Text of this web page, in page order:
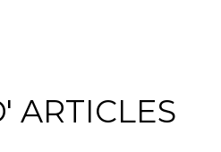
ARTICLES